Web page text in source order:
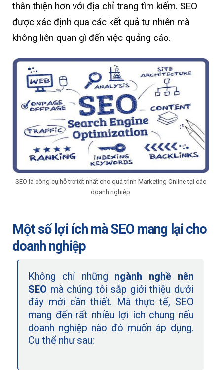
thân thiện hơn với địa chỉ trang tìm kiếm. SEO
được xác định qua các kết quả tự nhiên mà
không liên quan gì đến việc quảng cáo.
SEO là công cụ hỗ trợ tốt nhất cho quá trình Marketing Online tại các
doanh nghiệp
Một số lợi ích mà SEO mang lại cho
doanh nghiệp
Không chỉ những ngành nghề nên
SEO mà chúng tôi sắp giới thiệu dưới
đây mới cần thiết. Mà thực tế, SEO
mang đến rất nhiều lợi ích chung nếu
doanh nghiệp nào đó muốn áp dụng.
Cụ thể như sau: